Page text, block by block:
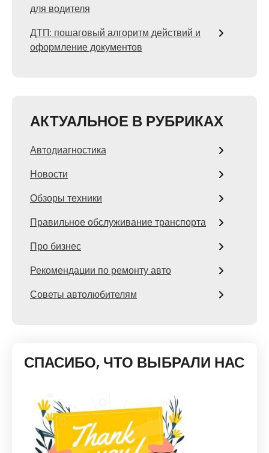
для водителя
ДТП: пошаговый алгоритм действий и
оформление документов
АКТУАЛЬНОЕ В РУБРИКАХ
Автодиагностика
Новости
Обзоры техники
Правильное обслуживание транспорта
Про бизнес
Рекомендации по ремонту авто
Советы автолюбителям
СПАСИБО, ЧТО ВЫБРАЛИ НАС